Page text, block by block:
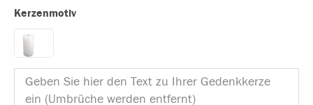
Kerzenmotiv